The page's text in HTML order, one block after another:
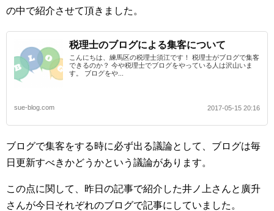
の中で紹介させて頂きました。
税理士のブログによる集客について
こんにちは、練馬区の税理士須江です！ 税理士がブログで集客
できるのか？ 今や税理士でブログをやっている人は沢山いま
す。 ブログをや...
sue-blog.com 2017-05-15 20:16
ブログで集客をする時に必ず出る議論として、ブログは毎
日更新すべきかどうかという議論があります。
この点に関して、昨日の記事で紹介した井ノ上さんと廣升
さんが今日それぞれのブログで記事にしていました。